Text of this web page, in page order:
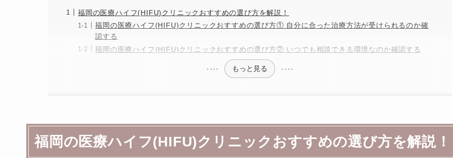
福岡の医療ハイフ(HIFU)クリニックおすすめの選び方を解説！
福岡の医療ハイフ(HIFU)クリニックおすすめの選び方① 自分に合った治療方法が受けられるのか確
認する
福岡の医療ハイフ(HIFU)クリニックおすすめの選び方② いつでも相談できる環境なのか確認する
もっと見る
福岡の医療ハイフ(HIFU)クリニックおすすめの選び方を解説！